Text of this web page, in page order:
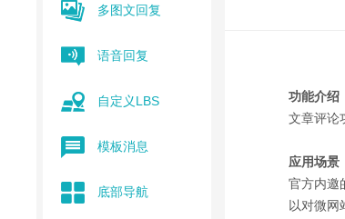
多图文回复
语音回复
自定义LBS
模板消息
底部导航
功能介绍
文章评论
应用场景
官方内邀
以对微网